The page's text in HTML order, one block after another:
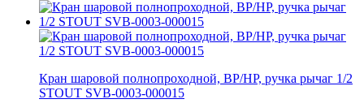
Кран шаровой полнопроходной, ВР/НР, ручка рычаг 1/2
STOUT SVB-0003-000015